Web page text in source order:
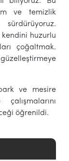
ve temizlik
kendini huzurlu
çoğaltmak.
ve mesire
öğrenildi.